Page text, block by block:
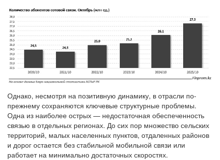
Однако, несмотря на позитивную динамику, в отрасли по-
прежнему сохраняются ключевые структурные проблемы.
Одна из наиболее острых — недостаточная обеспеченность
связью в отдельных регионах. До сих пор множество сельских
территорий, малых населенных пунктов, отдаленных районов
и дорог остается без стабильной мобильной связи или
работает на минимально достаточных скоростях.